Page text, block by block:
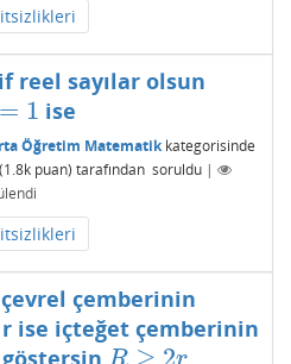
reel sayılar olsun
= 1 ise
Öğretim Matematikkategorisinde
(1.8kpuan) tarafından soruldu |
çemberinin
r ise içteğet çemberinin